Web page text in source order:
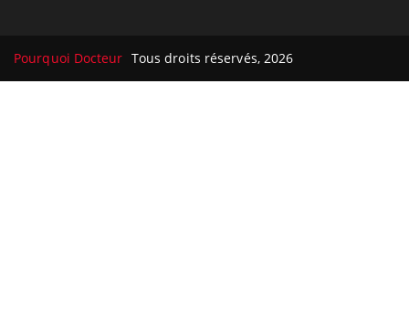
Pourquoi Docteur Tous droits réservés, 2026